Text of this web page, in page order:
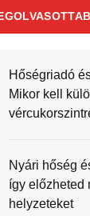
Hőségriadó
Mikor kell
Nyári hőség
így előzheted
helyzeteket